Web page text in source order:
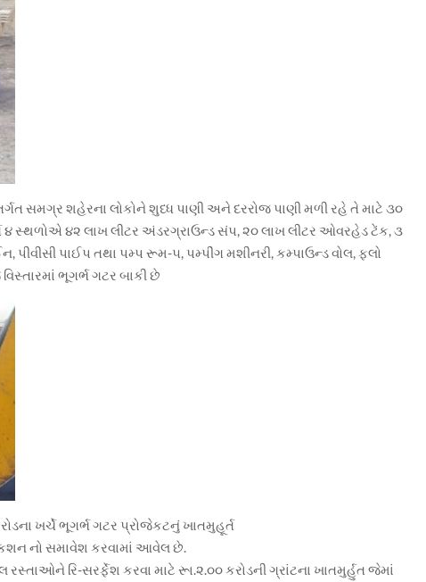
સમગ્ર શહેરના લોકોને શુધ્ધ પાણી અને દરરોજ પાણી મળી રહે તે માટે ૩૦
૪ સ્થળોએ ૪૨ લાખ લીટર અંડરગ્રાઉન્ડ સંપ, ૨૦ લાખ લીટર ઓવરહેડ ટેંક, ૩
પીવીસી પાઈપ તથા પમ્પ રૂમ-૫, પમ્પીંગ મશીનરી, કમ્પાઉન્ડ વોલ, ફલો
ભૂગર્ભ ગટર બાકી છે
ખર્ચે ભૂગર્ભ ગટર પ્રોજેકટનું ખાતમુહૂર્ત
નો સમાવેશ કરવામાં આવેલ છે.
રિ-સરર્ફેશ કરવા માટે રૂા.૨.૦૦ કરોડની ગ્રાંટના ખાતમુર્હુત જેમાં